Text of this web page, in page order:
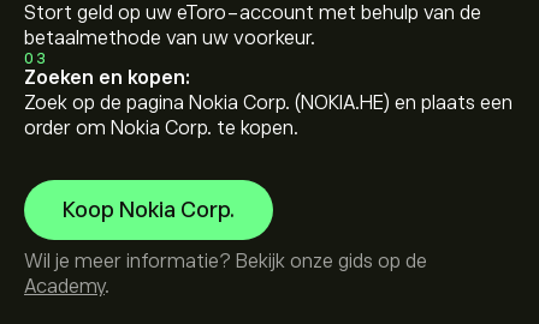
Stort geld op uw eToro-account met behulp van de
betaalmethode van uw voorkeur.
03
Zoeken en kopen:
Zoek op de pagina Nokia Corp. (NOKIA.HE) en plaats een
order om Nokia Corp. te kopen.
Koop Nokia Corp.
Wil je meer informatie? Bekijk onze gids op de
Academy.